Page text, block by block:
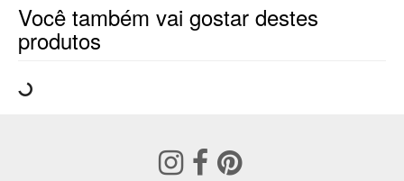
Você também vai gostar destes
produtos